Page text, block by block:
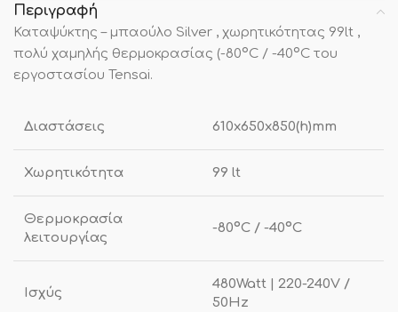
Περιγραφή
Καταψύκτης – μπαούλο Silver , χωρητικότητας 99lt ,
πολύ χαμηλής θερμοκρασίας (-80ºC / -40ºC του
εργοστασίου Tensai.
Διαστάσεις 610x650x850(h)mm
Χωρητικότητα 99 lt
Θερμοκρασία
λειτουργίας
-80ºC / -40ºC
Ισχύς
480Watt | 220-240V /
50Hz